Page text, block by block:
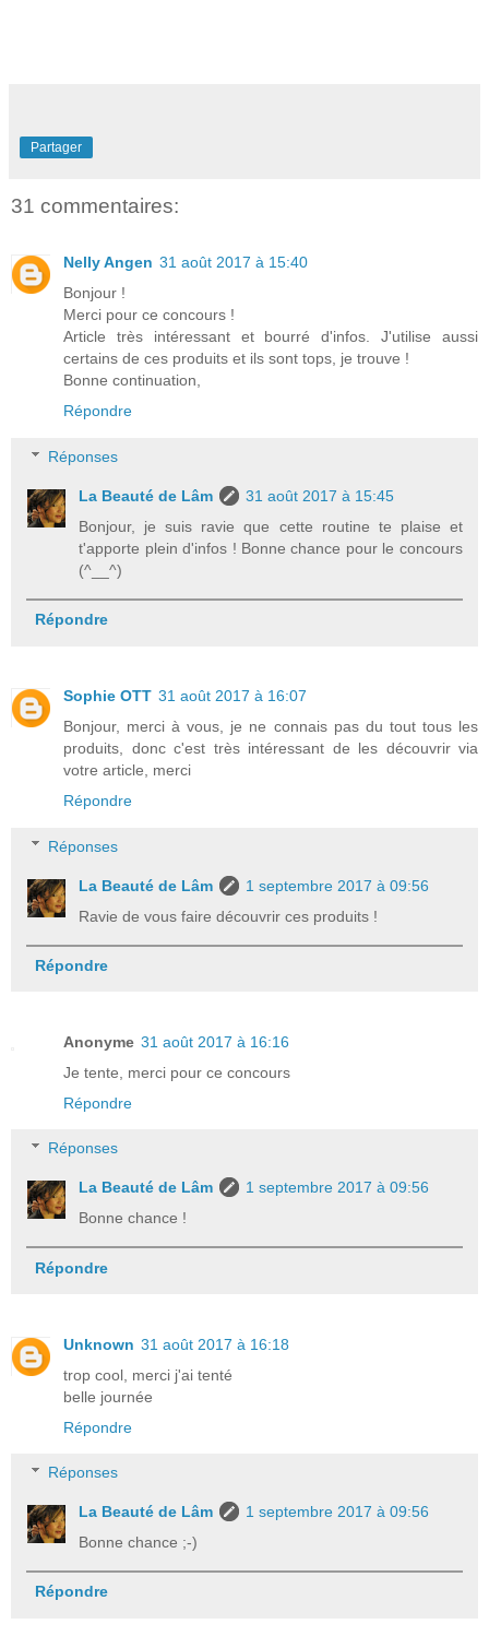
Partager
31 commentaires:
Nelly Angen 31 août 2017 à 15:40
Bonjour !
Merci pour ce concours !
Article très intéressant et bourré d'infos. J'utilise aussi
certains de ces produits et ils sont tops, je trouve !
Bonne continuation,
Répondre
Réponses
La Beauté de Lâm
31 août 2017 à 15:45
Bonjour, je suis ravie que cette routine te plaise et
t'apporte plein d'infos ! Bonne chance pour le concours
(^__^)
Répondre
Sophie OTT 31 août 2017 à 16:07
Bonjour, merci à vous, je ne connais pas du tout tous les
produits, donc c'est très intéressant de les découvrir via
votre article, merci
Répondre
Réponses
La Beauté de Lâm
1 septembre 2017 à 09:56
Ravie de vous faire découvrir ces produits !
Répondre
Anonyme 31 août 2017 à 16:16
Je tente, merci pour ce concours
Répondre
Réponses
La Beauté de Lâm
1 septembre 2017 à 09:56
Bonne chance !
Répondre
Unknown 31 août 2017 à 16:18
trop cool, merci j'ai tenté
belle journée
Répondre
Réponses
La Beauté de Lâm
1 septembre 2017 à 09:56
Bonne chance ;-)
Répondre